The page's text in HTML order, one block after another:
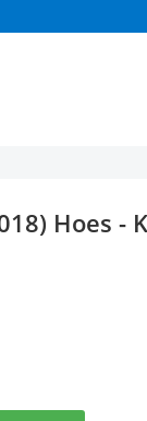
Hoes -